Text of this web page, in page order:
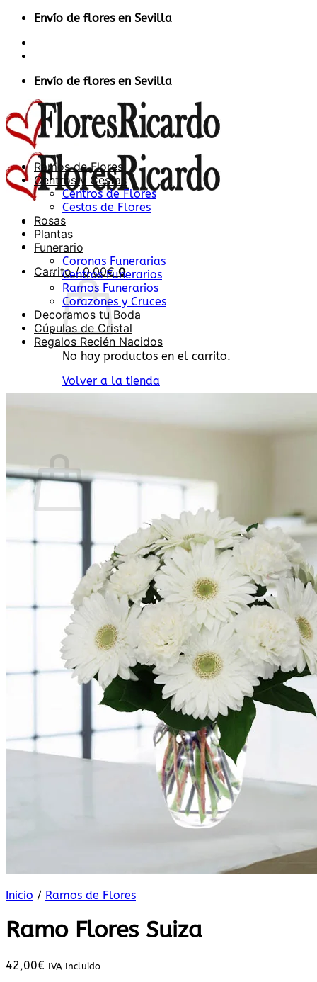
Saltar
contenido
Envío de flores en Sevilla
Envío de flores en Sevilla
Carrito /0,00€ 0
No hay productos en el carrito.
Volver a la tienda
No hay productos en el carrito.
Volver a la tienda
Ramos de Flores
Centros y Cestas
Centros de Flores
Cestas de Flores
Rosas
Plantas
Funerario
Coronas Funerarias
Centros Funerarios
Ramos Funerarios
Corazones y Cruces
Decoramos tu Boda
Cúpulas de Cristal
Regalos Recién Nacidos
Inicio / Ramos de Flores
Ramo Flores Suiza
42,00€ IVA Incluido